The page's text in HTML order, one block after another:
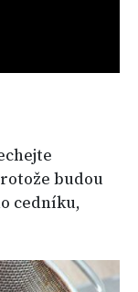
budou
cedníku,